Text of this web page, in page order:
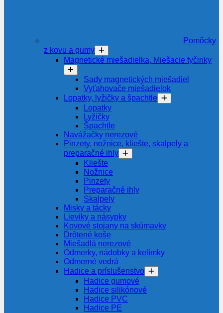
Pomôcky
z kovu a gumy
Magnetické miešadielka, Miešacie tyčinky
Sady magnetických miešadiel
Vyťahovače miešadielok
Lopatky, lyžičky a špachtle
Lopatky
Lyžičky
Špachtle
Navážačky nerezové
Pinzety, nožnice, kliešte, skalpely a
preparačné ihly
Kliešte
Nožnice
Pinzety
Preparačné ihly
Skalpely
Misky a tácky
Lieviky a násypky
Kovové stojany na skúmavky
Drôtené koše
Miešadlá nerezové
Odmerky, nádobky a kelímky
Odmerné vedrá
Hadice a príslušenstvo
Hadice gumové
Hadice silikónové
Hadice PVC
Hadice PE